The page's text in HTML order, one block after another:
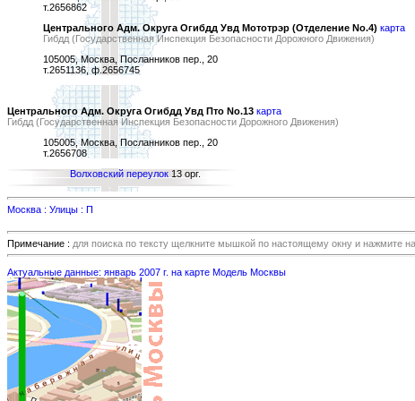
т.2656862
Центрального Адм. Округа Огибдд Увд Мототрэр (Отделение No.4) карта
Гибдд (Государственная Инспекция Безопасности Дорожного Движения)
105005, Москва, Посланников пер., 20
т.2651136, ф.2656745
Центрального Адм. Округа Огибдд Увд Пто No.13 карта
Гибдд (Государственная Инспекция Безопасности Дорожного Движения)
105005, Москва, Посланников пер., 20
т.2656708
Волховский переулок 13 орг.
Москва : Улицы : П
Примечание : для поиска по тексту щелкните мышкой по настоящему окну и нажмите
Актуальные данные: январь 2007 г. на карте Модель Москвы